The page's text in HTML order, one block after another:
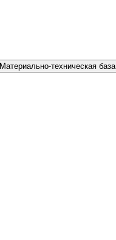
Материально-техническая база